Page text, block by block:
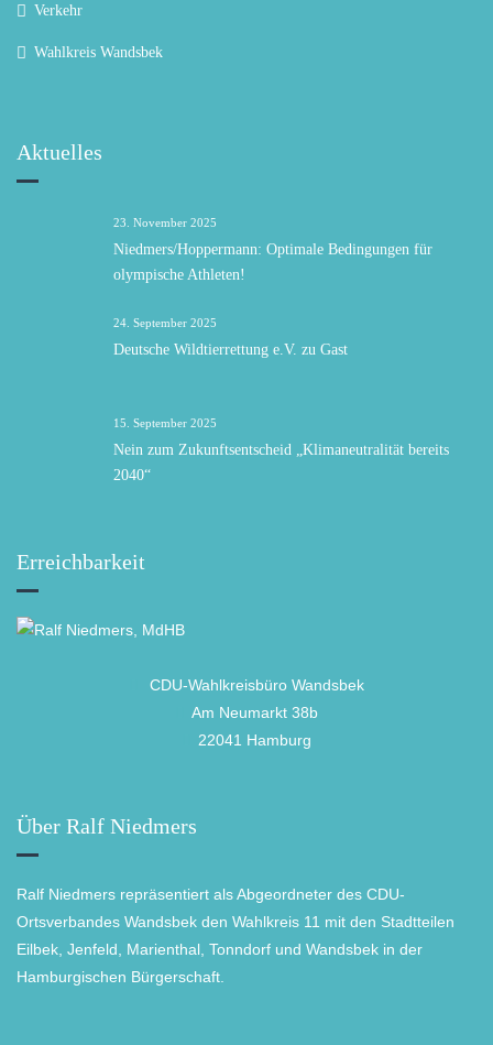
Verkehr
Wahlkreis Wandsbek
Aktuelles
23. November 2025
Niedmers/Hoppermann: Optimale Bedingungen für
olympische Athleten!
24. September 2025
Deutsche Wildtierrettung e.V. zu Gast
15. September 2025
Nein zum Zukunftsentscheid „Klimaneutralität bereits
2040“
Erreichbarkeit
CDU-Wahlkreisbüro Wandsbek
Am Neumarkt 38b
22041 Hamburg
Über Ralf Niedmers
Ralf Niedmers repräsentiert als Abgeordneter des CDU-
Ortsverbandes Wandsbek den Wahlkreis 11 mit den Stadtteilen
Eilbek, Jenfeld, Marienthal, Tonndorf und Wandsbek in der
Hamburgischen Bürgerschaft.